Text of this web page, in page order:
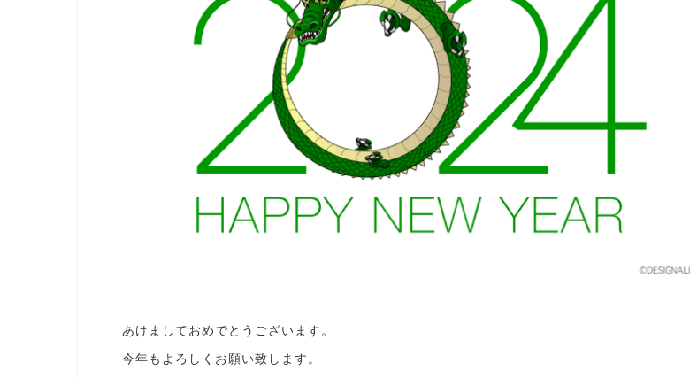
あけましておめでとうございます。
今年もよろしくお願い致します。